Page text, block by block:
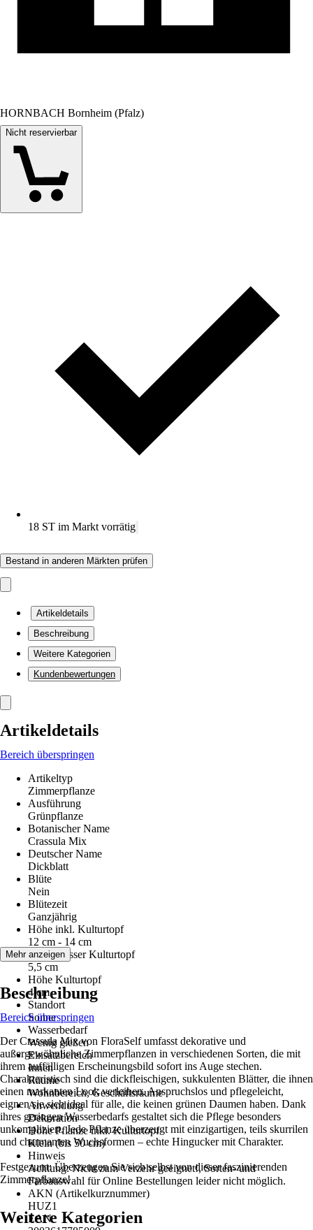
HORNBACH Bornheim (Pfalz)
Nicht reservierbar
18 ST im Markt vorrätig
Bestand in anderen Märkten prüfen
Artikeldetails
Beschreibung
Weitere Kategorien
Kundenbewertungen
Artikeldetails
Bereich überspringen
Artikeltyp
Zimmerpflanze
Ausführung
Grünpflanze
Botanischer Name
Crassula Mix
Deutscher Name
Dickblatt
Blüte
Nein
Blütezeit
Ganzjährig
Höhe inkl. Kulturtopf
12 cm - 14 cm
Durchmesser Kulturtopf
5,5 cm
Höhe Kulturtopf
4 cm
Standort
Sonne
Wasserbedarf
Wenig gießen
Einsatzbereich
Innen
Räume
Wohnbereich, Geschäftsräume
Anwendung
Dekoration
Höhe Pflanze inkl. Kulturtopf
Klein (bis 50 cm)
Hinweis
Achtung: Nicht zum Verzehr geeignet!, Sorten- und
Farbauswahl für Online Bestellungen leider nicht möglich.
AKN (Artikelkurznummer)
HUZ1
EAN
Mehr anzeigen
Beschreibung
Bereich überspringen
Der Crassula Mix von FloraSelf umfasst dekorative und
außergewöhnliche Zimmerpflanzen in verschiedenen Sorten, die mit
ihrem auffälligen Erscheinungsbild sofort ins Auge stechen.
Charakteristisch sind die dickfleischigen, sukkulenten Blätter, die ihnen
einen markanten Look verleihen. Anspruchslos und pflegeleicht,
eignen sie sich ideal für alle, die keinen grünen Daumen haben. Dank
ihres geringen Wasserbedarfs gestaltet sich die Pflege besonders
unkompliziert. Jede Pflanze überzeugt mit einzigartigen, teils skurrilen
und charmanten Wuchsformen – echte Hingucker mit Charakter.
Festgezurrt: Überzeugen Sie sich selbst von dieser faszinierenden
Zimmerpflanze!
Weitere Kategorien